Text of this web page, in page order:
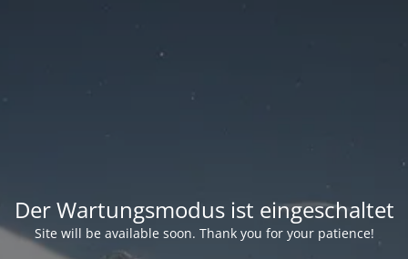
Der Wartungsmodus ist eingeschaltet
Site will be available soon. Thank you for your patience!